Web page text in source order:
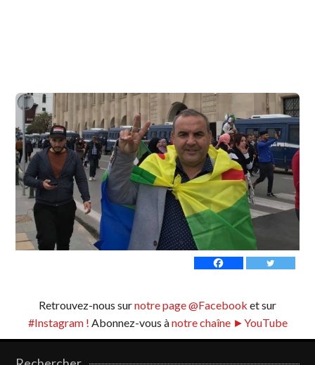
Retrouvez-nous surnotre page @Facebook et sur
#Instagram ! Abonnez-vous ànotre chaîne ►YouTube